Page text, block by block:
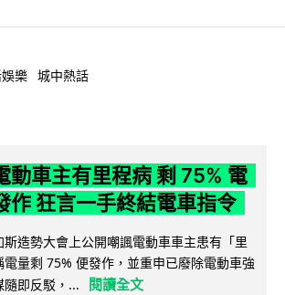
樂 城中熱話
動車主有里程病 剩 75% 電
作 狂言一手終結電車指令
造勢大會上公開嘲諷電動車車主患有「里
量剩 75% 便發作，並重申已廢除電動車強
即反駁，...
閱讀全文